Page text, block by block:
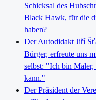
Schicksal des
Black Hawk, für die
haben?
Der Autodidakt Jiří
Bürger, erfreute uns
selbst: "Ich bin
kann."
Der Präsident der